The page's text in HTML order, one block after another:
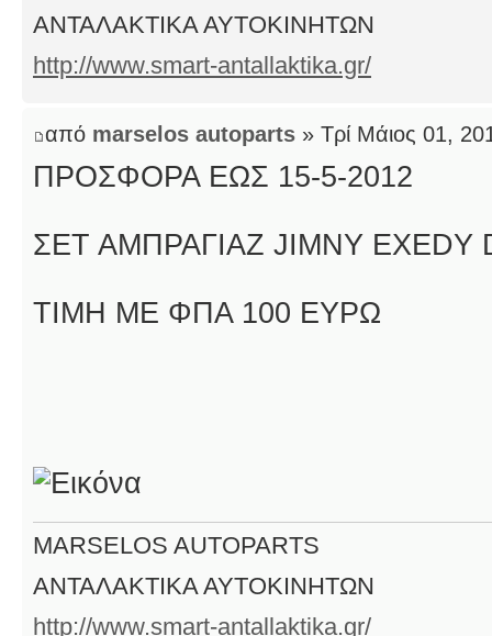
ΑΝΤΑΛΑΚΤΙΚΑ ΑΥΤΟΚΙΝΗΤΩΝ
http://www.smart-antallaktika.gr/
από marselos autoparts » Τρί Μάιος 01,
ΠΡΟΣΦΟΡΑ ΕΩΣ 15-5-2012
ΣΕΤ ΑΜΠΡΑΓΙΑΖ JIMNY EXEDY
TIMH ME ΦΠΑ 100 ΕΥΡΩ
MARSELOS AUTOPARTS
ΑΝΤΑΛΑΚΤΙΚΑ ΑΥΤΟΚΙΝΗΤΩΝ
http://www.smart-antallaktika.gr/